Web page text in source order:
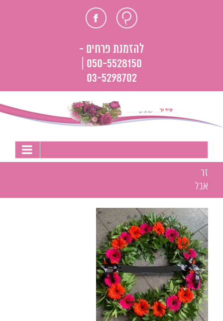
חוות פייסבוק
להזמנת פרחים -
050-5528150 |
03-5298702
זר
אבל